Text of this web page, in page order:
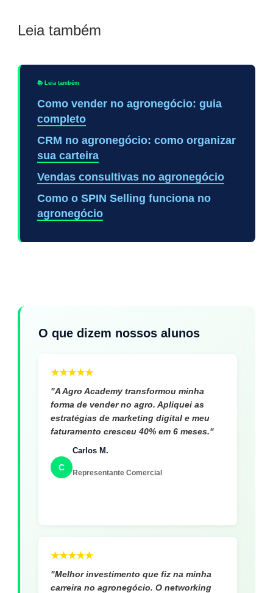
Leia também
📚 Leia também
Como vender no agronegócio: guia
completo
CRM no agronegócio: como organizar
sua carteira
Vendas consultivas no agronegócio
Como o SPIN Selling funciona no
agronegócio
O que dizem nossos alunos
★★★★★
"A Agro Academy transformou minha
forma de vender no agro. Apliquei as
estratégias de marketing digital e meu
faturamento cresceu 40% em 6 meses."
C
Carlos M.
Representante Comercial
★★★★★
"Melhor investimento que fiz na minha
carreira no agronegócio. O networking